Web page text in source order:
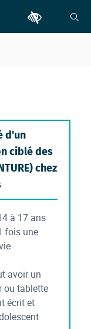
Outils
d'un
ciblé des
chez
à 17 ans
fois une
avoir un
ou tablette
écrit et